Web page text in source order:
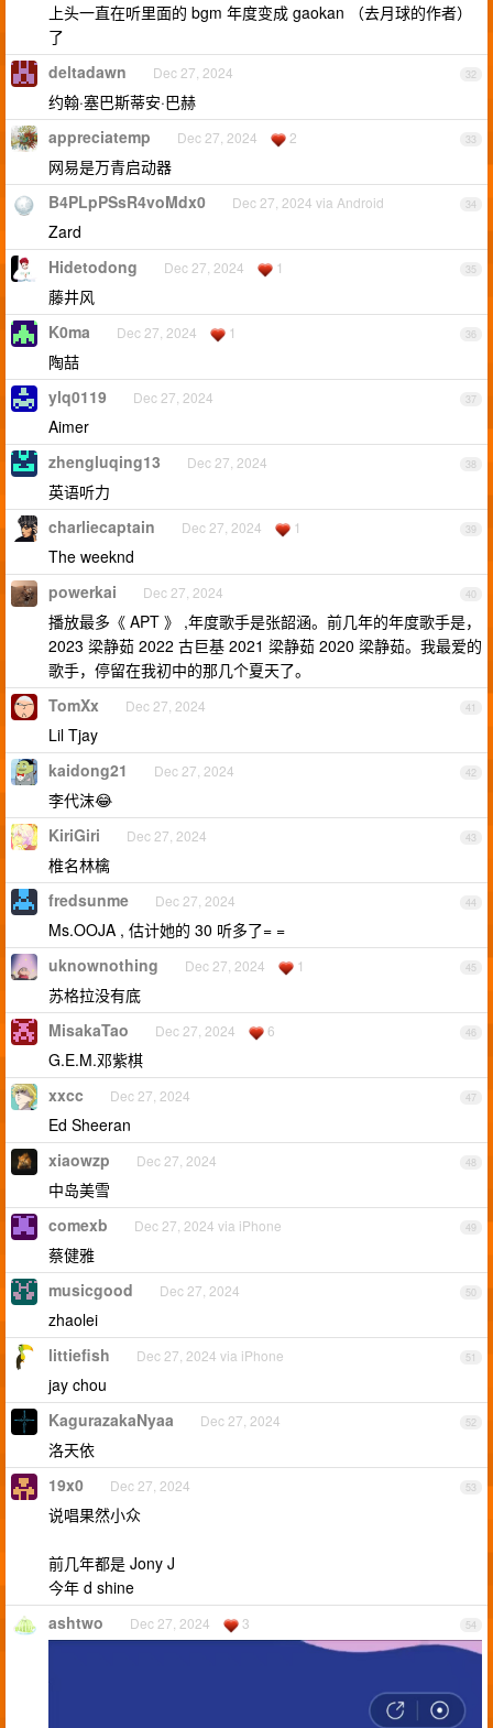
上头一直在听里面的 bgm 年度变成 gaokan （去月球的作者）
了
32
deltadawn Dec 27, 2024
约翰·塞巴斯蒂安·巴赫
33
appreciatemp Dec 27, 2024 2
网易是万青启动器
34
B4PLpPSsR4voMdx0 Dec 27, 2024 via Android
Zard
35
Hidetodong Dec 27, 2024 1
藤井风
36
K0ma Dec 27, 2024 1
陶喆
37
ylq0119 Dec 27, 2024
Aimer
38
zhengluqing13 Dec 27, 2024
英语听力
39
charliecaptain Dec 27, 2024 1
The weeknd
40
powerkai Dec 27, 2024
播放最多《 APT 》 ,年度歌手是张韶涵。前几年的年度歌手是，
2023 梁静茹 2022 古巨基 2021 梁静茹 2020 梁静茹。我最爱的
歌手，停留在我初中的那几个夏天了。
41
TomXx Dec 27, 2024
Lil Tjay
42
kaidong21 Dec 27, 2024
李代沫😂
43
KiriGiri Dec 27, 2024
椎名林檎
44
fredsunme Dec 27, 2024
Ms.OOJA , 估计她的 30 听多了= =
45
uknownothing Dec 27, 2024 1
苏格拉没有底
46
MisakaTao Dec 27, 2024 6
G.E.M.邓紫棋
47
xxcc Dec 27, 2024
Ed Sheeran
48
xiaowzp Dec 27, 2024
中岛美雪
49
comexb Dec 27, 2024 via iPhone
蔡健雅
50
musicgood Dec 27, 2024
zhaolei
51
littiefish Dec 27, 2024 via iPhone
jay chou
52
KagurazakaNyaa Dec 27, 2024
洛天依
53
19x0 Dec 27, 2024
说唱果然小众
前几年都是 Jony J
今年 d shine
54
ashtwo Dec 27, 2024 3